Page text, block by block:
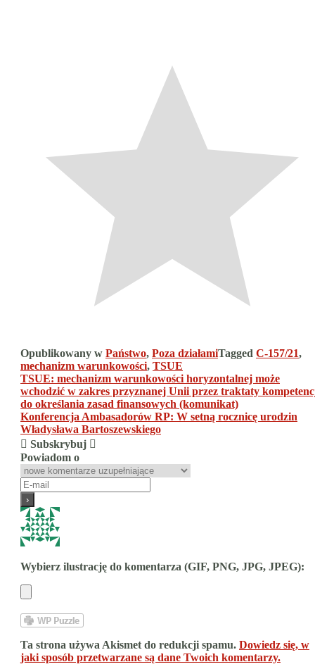
Opublikowany w Państwo, Poza działamiTagged C-157/21,
mechanizm warunkowości, TSUE
Nawigacja
wpisu
TSUE: mechanizm warunkowości horyzontalnej może
wchodzić w zakres przyznanej Unii przez traktaty
do określania zasad finansowych (komunikat)
Konferencja Ambasadorów RP: W setną rocznicę urodzin
Władysława Bartoszewskiego
Subskrybuj
Powiadom o
Wybierz ilustrację do komentarza (GIF, PNG, JPG, JPEG):
Ta strona używa Akismet do redukcji spamu. Dowiedz się, w
jaki sposób przetwarzane są dane Twoich komentarzy.